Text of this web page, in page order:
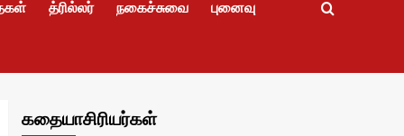
த்ரில்லர் நகைச்சுவை புனைவு
கதையாசிரியர்கள்